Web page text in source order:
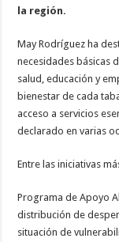
la región.
May Rodríguez ha
necesidades básicas
salud, educación y
bienestar de cada
acceso a servicios
declarado en varias
Entre las iniciativas
Programa de Apoyo
distribución de
situación de